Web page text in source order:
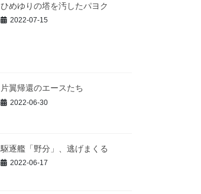
ひめゆりの塔を汚したパヨク
2022-07-15
片翼帰還のエースたち
2022-06-30
駆逐艦「野分」、逃げまくる
2022-06-17